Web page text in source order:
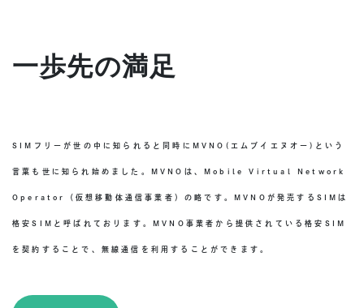
一歩先の満足
SIMフリーが世の中に知られると同時にMVNO(エムブイエヌオー)という
言葉も世に知られ始めました。MVNOは、Mobile Virtual Network
Operator（仮想移動体通信事業者）の略です。MVNOが発売するSIMは
格安SIMと呼ばれております。MVNO事業者から提供されている格安SIM
を契約することで、無線通信を利用することができます。